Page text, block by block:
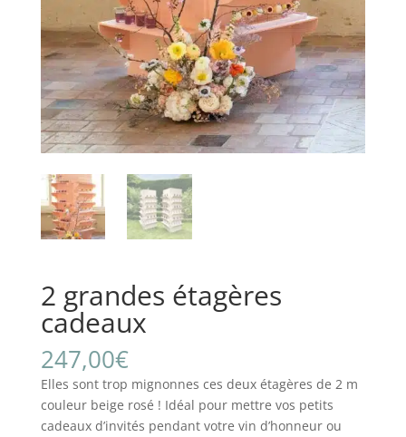
2 grandes étagères
cadeaux
247,00€
Elles sont trop mignonnes ces deux étagères de 2 m
couleur beige rosé ! Idéal pour mettre vos petits
cadeaux d’invités pendant votre vin d’honneur ou